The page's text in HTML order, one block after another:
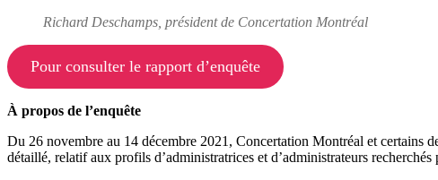
Richard Deschamps, président de Concertation Montréal
Pour consulter le rapport d’enquête
À propos de l’enquête
Du 26 novembre au 14 décembre 2021, Concertation Montréal et certains
détaillé, relatif aux profils d’administratrices et d’administrateurs